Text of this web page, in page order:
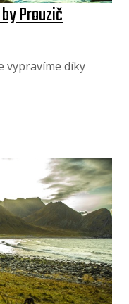
Prouzič
vypravíme díky